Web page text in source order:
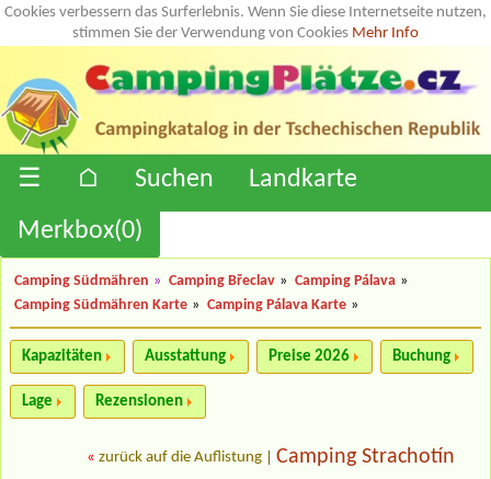
Cookies verbessern das Surferlebnis. Wenn Sie diese Internetseite nutzen,
stimmen Sie der Verwendung von Cookies Mehr Info
☰ ⌂ Suchen
Landkarte
Merkbox(0)
Camping Südmähren » Camping Břeclav » Camping Pálava »
Camping Südmähren Karte » Camping Pálava Karte »
Kapazitäten Ausstattung Preise 2026 Buchung
Lage Rezensionen
« zurück auf die Auflistung Camping Strachotín